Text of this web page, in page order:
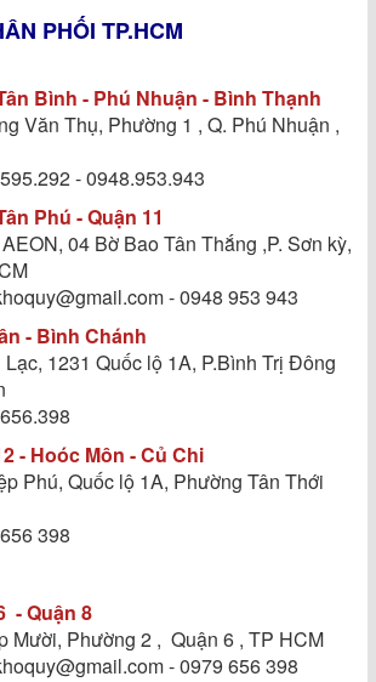
PHỐI TP.HCM
Bình - Phú Nhuận - Bình Thạnh
Văn Thụ, Phường 1 , Q. Phú Nhuận ,
- 0948.953.943
Phú - Quận 11
04 Bờ Bao Tân Thắng ,P. Sơn kỳ,
- 0948 953 943
- Bình Chánh
1231 Quốc lộ 1A, P.Bình Trị Đông
- Hoóc Môn - Củ Chi
Phú, Quốc lộ 1A, Phường Tân Thới
398
- Quận 8
Mười, Phường 2 , Quận 6 , TP HCM
- 0979 656 398